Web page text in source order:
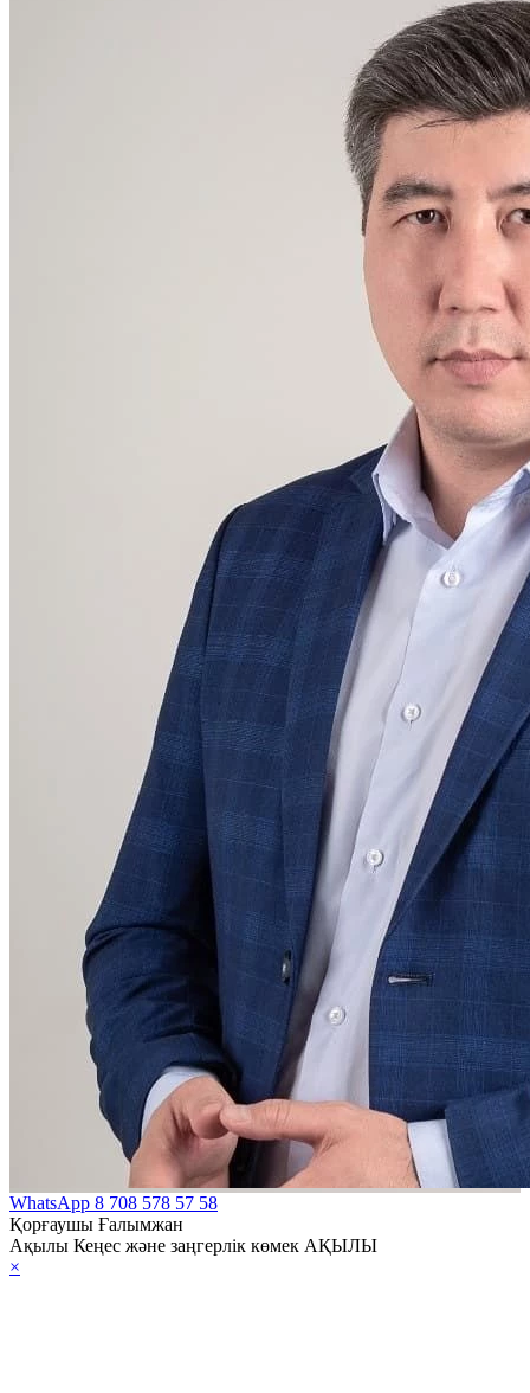
WhatsApp 8 708 578 57 58
Қорғаушы Ғалымжан
Ақылы Кеңес және заңгерлік көмек АҚЫЛЫ
×